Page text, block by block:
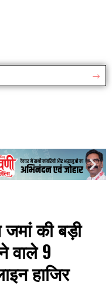
जमां की बड़ी
वाले 9
हाजिर